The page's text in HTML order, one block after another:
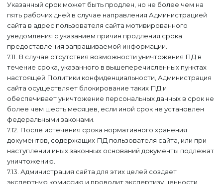
Указанный срок может быть продлен, но не более чем на
пять рабочих дней в случае направления Администрацией
сайта в адрес пользователя сайта мотивированного
уведомления с указанием причин продления срока
предоставления запрашиваемой информации.
7.11. В случае отсутствия возможности уничтожения ПД в
течение срока, указанного в вышеперечисленных пунктах
настоящей Политики конфиденциальности, Администрация
сайта осуществляет блокирование таких ПД и
обеспечивает уничтожение персональных данных в срок не
более чем шесть месяцев, если иной срок не установлен
федеральными законами.
7.12. После истечения срока нормативного хранения
документов, содержащих ПД пользователя сайта, или при
наступлении иных законных оснований документы подлежат
уничтожению.
7.13. Администрация сайта для этих целей создает
экспертную комиссию и проводит экспертизу ценности